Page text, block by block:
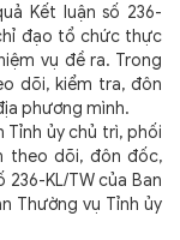
Kết luận số 236-
đạo tổ chức thực
vụ đề ra. Trong
dõi, kiểm tra, đôn
phương mình.
Tỉnh ủy chủ trì, phối
theo dõi, đôn đốc,
KL/TW của Ban
Thường vụ Tỉnh ủy